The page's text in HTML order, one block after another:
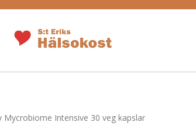
Mycrobiome Intensive 30 veg kapslar